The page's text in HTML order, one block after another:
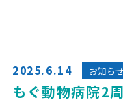
2025.6.14 お知らせ
もぐ動物病院2